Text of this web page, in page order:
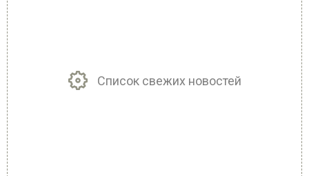
Список свежих новостей